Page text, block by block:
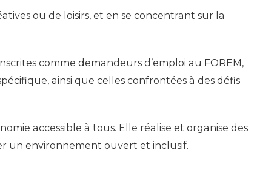
ou de loisirs, et en se concentrant sur la
comme demandeurs d’emploi au FOREM,
ainsi que celles confrontées à des défis
accessible à tous. Elle réalise et organise des
un environnement ouvert et inclusif.